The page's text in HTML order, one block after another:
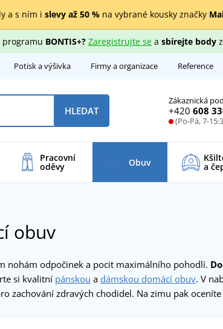
a s ním i slevy až 50 %na vybrané kousky značky
programu BONTIS+? Zaregistrujte sea sbírejte body
Potisk a výšivka Firmy a organizace Reference
Zákaznická
+420 608
(Po-Pá, 7-
HLEDAT
Pracovní
oděvy Obuv a
obuv
nohám odpočinek a pocit maximálního pohodlí.
si kvalitní pánskou a dámskou domácí obuv. V
zachování zdravých chodidel. Na zimu pak oceníte